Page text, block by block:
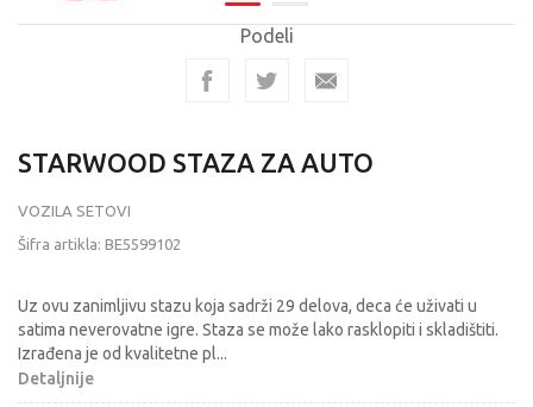
Podeli
STARWOOD STAZA ZA AUTO
VOZILA SETOVI
Šifra artikla: BE5599102
Uz ovu zanimljivu stazu koja sadrži 29 delova, deca će uživati u
satima neverovatne igre. Staza se može lako rasklopiti i skladištiti.
Izrađena je od kvalitetne pl...
Detaljnije